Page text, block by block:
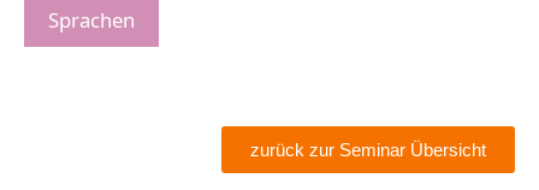
Sprachen
zurück zur Seminar Übersicht